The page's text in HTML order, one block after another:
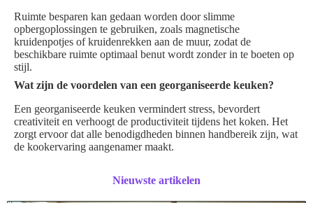
Ruimte besparen kan gedaan worden door slimme
opbergoplossingen te gebruiken, zoals magnetische
kruidenpotjes of kruidenrekken aan de muur, zodat de
beschikbare ruimte optimaal benut wordt zonder in te boeten op
stijl.
Wat zijn de voordelen van een georganiseerde keuken?
Een georganiseerde keuken vermindert stress, bevordert
creativiteit en verhoogt de productiviteit tijdens het koken. Het
zorgt ervoor dat alle benodigdheden binnen handbereik zijn, wat
de kookervaring aangenamer maakt.
Nieuwste artikelen